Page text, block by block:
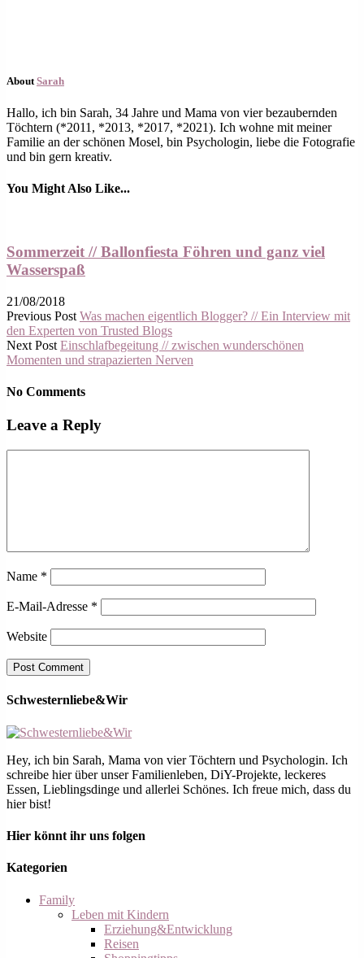
About Sarah
Hallo, ich bin Sarah, 34 Jahre und Mama von vier bezaubernden
Töchtern (*2011, *2013, *2017, *2021). Ich wohne mit meiner
Familie an der schönen Mosel, bin Psychologin, liebe die Fotografie
und bin gern kreativ.
You Might Also Like...
Sommerzeit // Ballonfiesta Föhren und ganz viel
Wasserspaß
21/08/2018
Previous Post Was machen eigentlich Blogger? // Ein Interview mit
den Experten von Trusted Blogs
Next Post Einschlafbegeitung // zwischen wunderschönen
Momenten und strapazierten Nerven
No Comments
Leave a Reply
Name *
E-Mail-Adresse *
Website
Schwesternliebe&Wir
Hey, ich bin Sarah, Mama von vier Töchtern und Psychologin. Ich
schreibe hier über unser Familienleben, DiY-Projekte, leckeres
Essen, Lieblingsdinge und allerlei Schönes. Ich freue mich, dass du
hier bist!
Hier könnt ihr uns folgen
Kategorien
Family
Leben mit Kindern
Erziehung&Entwicklung
Reisen